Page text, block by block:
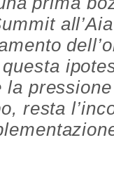
la pressione
resta